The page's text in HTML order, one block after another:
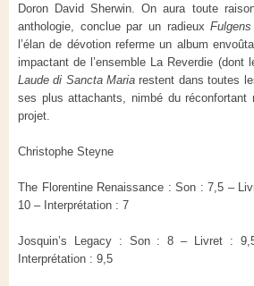
Doron David Sherwin. On aura toute
anthologie, conclue par un radieux
l’élan de dévotion referme un album
impactant de l’ensemble La Reverdie (dont
Laude di Sancta Maria restent dans toutes
ses plus attachants, nimbé du réconfortant
projet.
Christophe Steyne
The Florentine Renaissance : Son : 7,5 –
10 – Interprétation : 7
Josquin’s Legacy : Son : 8 – Livret :
Interprétation : 9,5